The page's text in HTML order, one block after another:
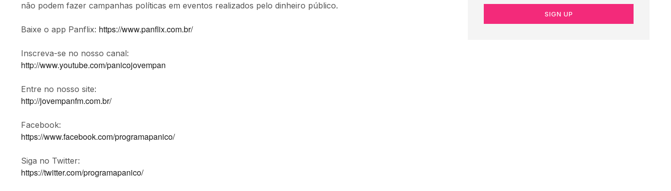
não podem fazer campanhas políticas em eventos realizados pelo dinheiro público.
Baixe o app Panflix: https://www.panflix.com.br/
Inscreva-se no nosso canal:
http://www.youtube.com/panicojovempan
Entre no nosso site:
http://jovempanfm.com.br/
Facebook:
https://www.facebook.com/programapanico/
Siga no Twitter:
https://twitter.com/programapanico/
SIGN UP